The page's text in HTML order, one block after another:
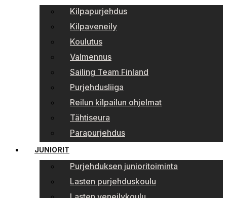
Kilpapurjehdus
Kilpaveneily
Koulutus
Valmennus
Sailing Team Finland
Purjehdusliiga
Reilun kilpailun ohjelmat
Tähtiseura
Parapurjehdus
JUNIORIT
Purjehduksen junioritoiminta
Lasten purjehduskoulu